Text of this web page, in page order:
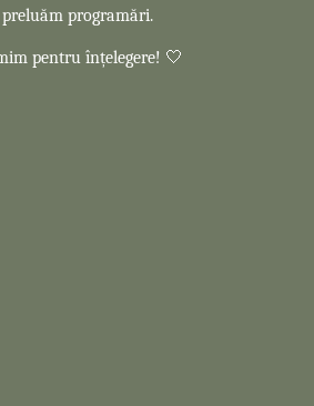
programări.
pentru înțelegere! 🤍